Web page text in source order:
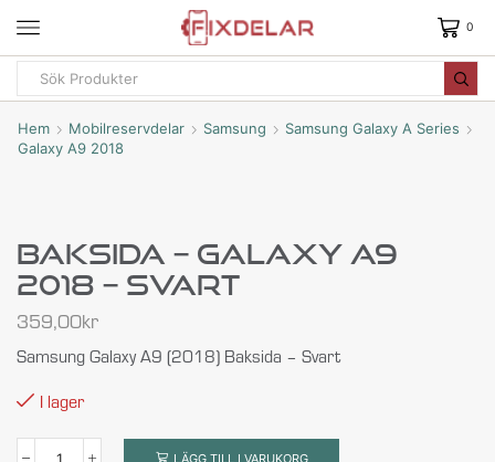
0
Hem Mobilreservdelar Samsung
Samsung Galaxy A Series
Galaxy A9 2018
Baksida – Galaxy A9
2018 – Svart
359,00kr
Samsung Galaxy A9 (2018) Baksida – Svart
I lager
LÄGG TILL I VARUKORG